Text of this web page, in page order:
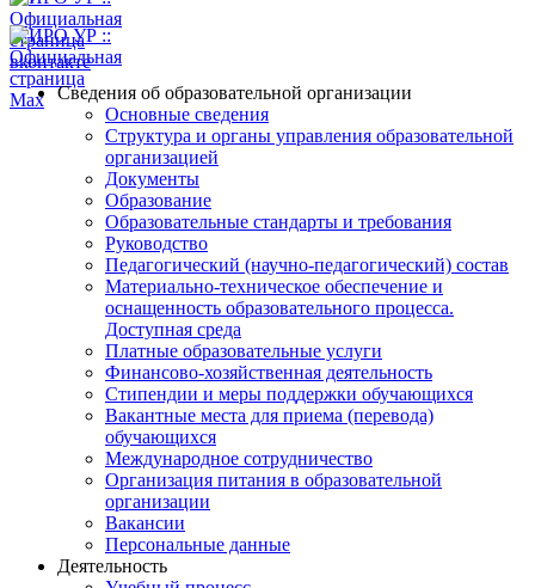
Сведения об образовательной организации
Основные сведения
Структура и органы управления образовательной
организацией
Документы
Образование
Образовательные стандарты и требования
Руководство
Педагогический (научно-педагогический) состав
Материально-техническое обеспечение и
оснащенность образовательного процесса.
Доступная среда
Платные образовательные услуги
Финансово-хозяйственная деятельность
Стипендии и меры поддержки обучающихся
Вакантные места для приема (перевода)
обучающихся
Международное сотрудничество
Организация питания в образовательной
организации
Вакансии
Персональные данные
Деятельность